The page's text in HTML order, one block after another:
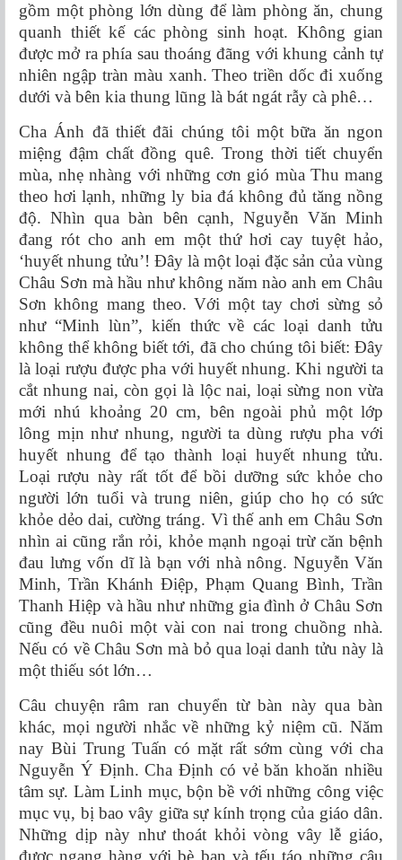
gồm một phòng lớn dùng để làm phòng ăn, chung
quanh thiết kế các phòng sinh hoạt. Không gian
được mở ra phía sau thoáng đãng với khung cảnh tự
nhiên ngập tràn màu xanh. Theo triền dốc đi xuống
dưới và bên kia thung lũng là bát ngát rẫy cà phê…
Cha Ánh đã thiết đãi chúng tôi một bữa ăn ngon
miệng đậm chất đồng quê. Trong thời tiết chuyển
mùa, nhẹ nhàng với những cơn gió mùa Thu mang
theo hơi lạnh, những ly bia đá không đủ tăng nồng
độ. Nhìn qua bàn bên cạnh, Nguyễn Văn Minh
đang rót cho anh em một thứ hơi cay tuyệt hảo,
‘huyết nhung tửu’! Đây là một loại đặc sản của vùng
Châu Sơn mà hầu như không năm nào anh em Châu
Sơn không mang theo. Với một tay chơi sừng sỏ
như “Minh lùn”, kiến thức về các loại danh tửu
không thể không biết tới, đã cho chúng tôi biết: Đây
là loại rượu được pha với huyết nhung. Khi người ta
cắt nhung nai, còn gọi là lộc nai, loại sừng non vừa
mới nhú khoảng 20 cm, bên ngoài phủ một lớp
lông mịn như nhung, người ta dùng rượu pha với
huyết nhung để tạo thành loại huyết nhung tửu.
Loại rượu này rất tốt để bồi dưỡng sức khỏe cho
người lớn tuổi và trung niên, giúp cho họ có sức
khỏe dẻo dai, cường tráng. Vì thế anh em Châu Sơn
nhìn ai cũng rắn rỏi, khỏe mạnh ngoại trừ căn bệnh
đau lưng vốn dĩ là bạn với nhà nông. Nguyễn Văn
Minh, Trần Khánh Điệp, Phạm Quang Bình, Trần
Thanh Hiệp và hầu như những gia đình ở Châu Sơn
cũng đều nuôi một vài con nai trong chuồng nhà.
Nếu có về Châu Sơn mà bỏ qua loại danh tửu này là
một thiếu sót lớn…
Câu chuyện râm ran chuyển từ bàn này qua bàn
khác, mọi người nhắc về những kỷ niệm cũ. Năm
nay Bùi Trung Tuấn có mặt rất sớm cùng với cha
Nguyễn Ý Định. Cha Định có vẻ băn khoăn nhiều
tâm sự. Làm Linh mục, bộn bề với những công việc
mục vụ, bị bao vây giữa sự kính trọng của giáo dân.
Những dịp này như thoát khỏi vòng vây lễ giáo,
được ngang hàng với bè bạn và tếu táo những câu